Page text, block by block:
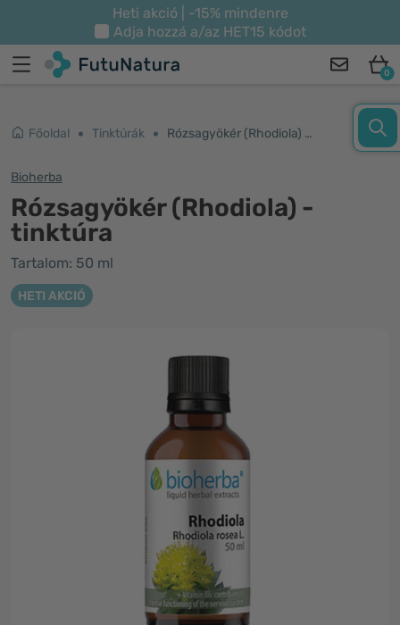
Heti akció | -15% mindenre
Adja hozzá a/az HET15 kódot
0
Főoldal Tinktúrák Rózsagyökér (Rhodiola) - tinktúra
Bioherba
Rózsagyökér (Rhodiola) -
tinktúra
Tartalom: 50 ml
HETI AKCIÓ